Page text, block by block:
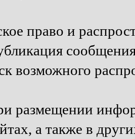
право и
сообщения
возможного
размещении
а также в